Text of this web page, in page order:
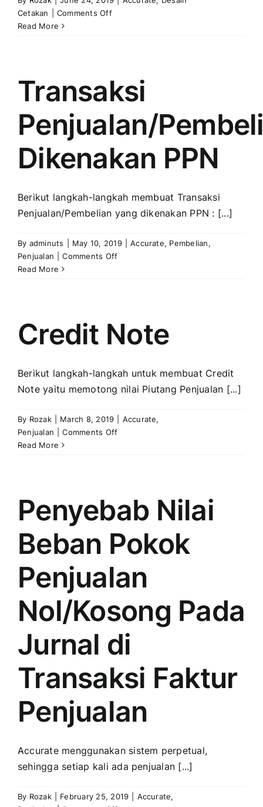
Cetakan
Comments Offon
Desain
Cetakan
Faktur
Penjualan
Read More
Transaksi
Penjualan/
Dikenakan PPN
Berikut langkah-langkah membuat Transaksi
Penjualan/Pembelian yang dikenakan PPN : [...]
By adminuts May 10, 2019 Accurate, Pembelian,
Penjualan
Comments Offon
Read More
Credit Note
Berikut langkah-langkah untuk membuat Credit
Note yaitu memotong nilai Piutang Penjualan [...]
By Rozak March 8, 2019 Accurate,
Penjualan
Comments Offon
Read More
Penyebab Nilai
Beban Pokok
Penjualan
Nol/Kosong Pada
Jurnal di
Transaksi Faktur
Penjualan
Accurate menggunakan sistem perpetual,
sehingga setiap kali ada penjualan [...]
By Rozak February 25, 2019 Accurate,